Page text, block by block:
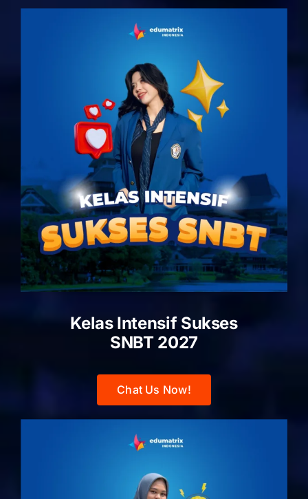
Kelas Intensif Sukses
SNBT 2027
Chat Us Now!